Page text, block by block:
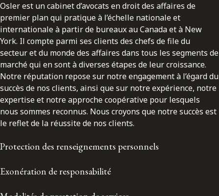
Osler est un cabinet d’avocats en droit des affaires de
premier plan qui pratique à l’échelle nationale et
internationale à partir de bureaux au Canada et à New
York. Il compte parmi ses clients des chefs de file du
secteur et du monde des affaires dans tous les segments de
marché qui en sont à diverses étapes de leur croissance.
Notre réputation repose sur notre engagement à l’égard du
succès de nos clients, ainsi que sur notre expérience, notre
expertise et notre approche coopérative pour lesquels
nous sommes reconnus. Nous croyons que notre succès est
le reflet de la réussite de nos clients.
Protection des renseignements personnels
Exonération de responsabilité